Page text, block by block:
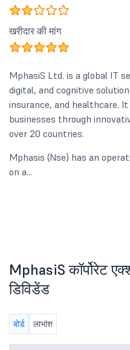
खरीदार की मांग
MphasiS Ltd. is a global IT
digital, and cognitive
insurance, and healthcare.
businesses through
over 20 countries.
Mphasis (Nse) has an
on a...
MphasiS कॉर्पोरेट
डिविडेंड
बोर्ड लाभांश